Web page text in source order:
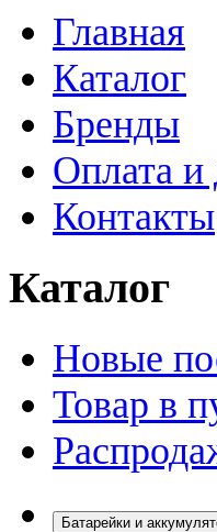
Главная
Каталог
Бренды
Оплата и
Контакты
Каталог
Новые
Товар в
Батарейки и